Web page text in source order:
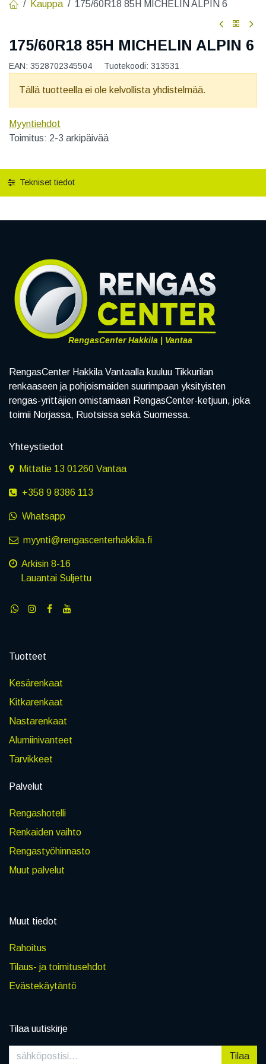
Kauppa 175/60R18 85H MICHELIN ALPIN 6
175/60R18 85H MICHELIN ALPIN 6
EAN: 3528702345504 Tuotekoodi: 313531
Tällä tuotteella ei ole kelvollista yhdistelmää.
Myyntiehdot
Toimitus: 2-3 arkipäivää
Tekniset tiedot
RengasCenter Hakkila | Vantaa
RengasCenter Hakkila Vantaalla kuuluu Tikkurilan
renkaaseen ja pohjoismaiden suurimpaan yksityisten
rengas-yrittäjien omistamaan RengasCenter-ketjuun, joka
toimii Norjassa, Ruotsissa sekä Suomessa.
Yhteystiedot
Mittatie 13 01260 Vantaa
+358 9 8386 113
Whatsapp
myynti@rengascenterhakkila.fi
Arkisin 8-16
Lauantai Suljettu
Tuotteet
Kesärenkaat
Kitkarenkaat
Nastarenkaat
Alumiinivanteet
Tarvikkeet
Palvelut
Rengashotelli
Renkaiden vaihto
Rengastyöhinnasto
Muut palvelut
Muut tiedot
Rahoitus
Tilaus- ja toimitusehdot
Evästekäytäntö
Tilaa uutiskirje
Tilaa